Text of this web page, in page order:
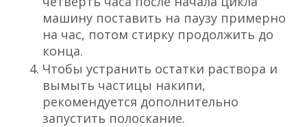
машину поставить на паузу примерно
на час, потом стирку продолжить до
конца.
Чтобы устранить остатки раствора и
вымыть частицы накипи,
рекомендуется дополнительно
запустить полоскание.